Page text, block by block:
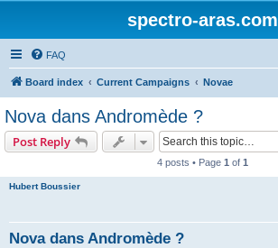
spectro-aras.com
FAQ
Board index Current Campaigns Novae
Nova dans Andromède ?
Post Reply
4 posts • Page 1 of 1
Hubert Boussier
Nova dans Andromède ?